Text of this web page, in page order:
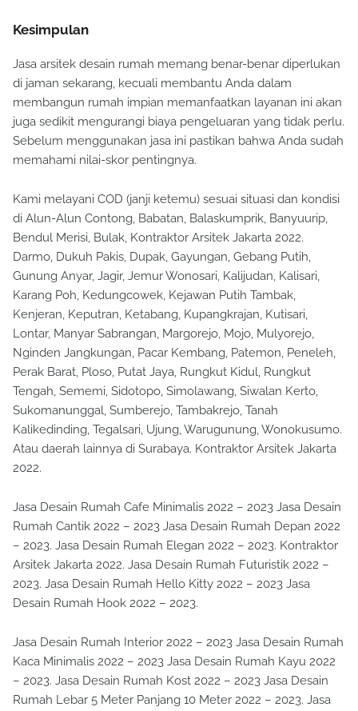
Kesimpulan
Jasa arsitek desain rumah memang benar-benar diperlukan
di jaman sekarang, kecuali membantu Anda dalam
membangun rumah impian memanfaatkan layanan ini akan
juga sedikit mengurangi biaya pengeluaran yang tidak perlu.
Sebelum menggunakan jasa ini pastikan bahwa Anda sudah
memahami nilai-skor pentingnya.
Kami melayani COD (janji ketemu) sesuai situasi dan kondisi
di Alun-Alun Contong, Babatan, Balaskumprik, Banyuurip,
Bendul Merisi, Bulak, Kontraktor Arsitek Jakarta 2022.
Darmo, Dukuh Pakis, Dupak, Gayungan, Gebang Putih,
Gunung Anyar, Jagir, Jemur Wonosari, Kalijudan, Kalisari,
Karang Poh, Kedungcowek, Kejawan Putih Tambak,
Kenjeran, Keputran, Ketabang, Kupangkrajan, Kutisari,
Lontar, Manyar Sabrangan, Margorejo, Mojo, Mulyorejo,
Nginden Jangkungan, Pacar Kembang, Patemon, Peneleh,
Perak Barat, Ploso, Putat Jaya, Rungkut Kidul, Rungkut
Tengah, Sememi, Sidotopo, Simolawang, Siwalan Kerto,
Sukomanunggal, Sumberejo, Tambakrejo, Tanah
Kalikedinding, Tegalsari, Ujung, Warugunung, Wonokusumo.
Atau daerah lainnya di Surabaya. Kontraktor Arsitek Jakarta
2022.
Jasa Desain Rumah Cafe Minimalis 2022 – 2023 Jasa Desain
Rumah Cantik 2022 – 2023 Jasa Desain Rumah Depan 2022
– 2023. Jasa Desain Rumah Elegan 2022 – 2023. Kontraktor
Arsitek Jakarta 2022. Jasa Desain Rumah Futuristik 2022 –
2023. Jasa Desain Rumah Hello Kitty 2022 – 2023 Jasa
Desain Rumah Hook 2022 – 2023.
Jasa Desain Rumah Interior 2022 – 2023 Jasa Desain Rumah
Kaca Minimalis 2022 – 2023 Jasa Desain Rumah Kayu 2022
– 2023. Jasa Desain Rumah Kost 2022 – 2023 Jasa Desain
Rumah Lebar 5 Meter Panjang 10 Meter 2022 – 2023. Jasa